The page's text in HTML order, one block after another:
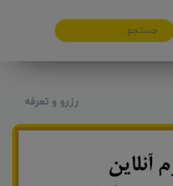
رزرو و تعرفه